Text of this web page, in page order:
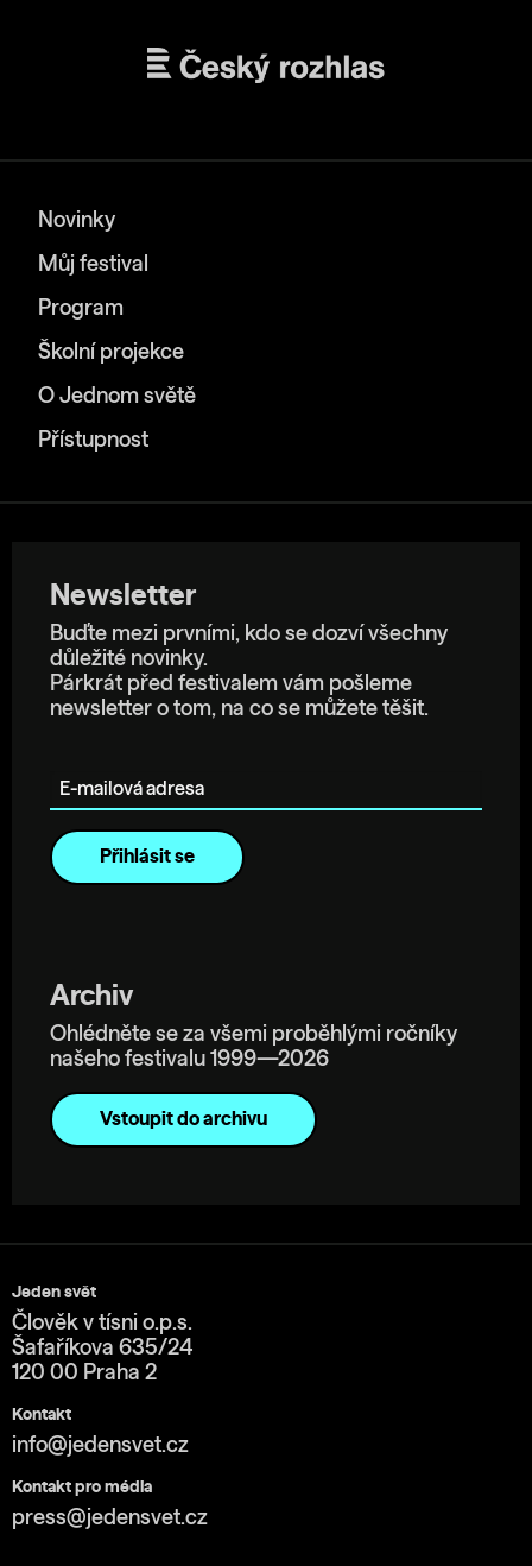
Novinky
Můj festival
Program
Školní projekce
O Jednom světě
Přístupnost
Newsletter
Buďte mezi prvními, kdo se dozví všechny
důležité novinky.
Párkrát před festivalem vám pošleme
newsletter o tom, na co se můžete těšit.
Archiv
Ohlédněte se za všemi proběhlými ročníky
našeho festivalu 1999—2026
Vstoupit do archivu
Jeden svět
Člověk v tísni o.p.s.
Šafaříkova 635/24
120 00 Praha 2
Kontakt
info@jedensvet.cz
Kontakt pro média
press@jedensvet.cz